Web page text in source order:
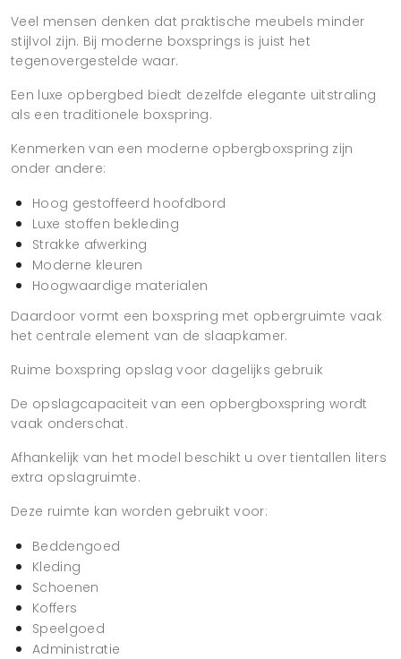
Veel mensen denken dat praktische meubels minder
stijlvol zijn. Bij moderne boxsprings is juist het
tegenovergestelde waar.
Een luxe opbergbed biedt dezelfde elegante uitstraling
als een traditionele boxspring.
Kenmerken van een moderne opbergboxspring zijn
onder andere:
Hoog gestoffeerd hoofdbord
Luxe stoffen bekleding
Strakke afwerking
Moderne kleuren
Hoogwaardige materialen
Daardoor vormt een boxspring met opbergruimte vaak
het centrale element van de slaapkamer.
Ruime boxspring opslag voor dagelijks gebruik
De opslagcapaciteit van een opbergboxspring wordt
vaak onderschat.
Afhankelijk van het model beschikt u over tientallen liters
extra opslagruimte.
Deze ruimte kan worden gebruikt voor:
Beddengoed
Kleding
Schoenen
Koffers
Speelgoed
Administratie